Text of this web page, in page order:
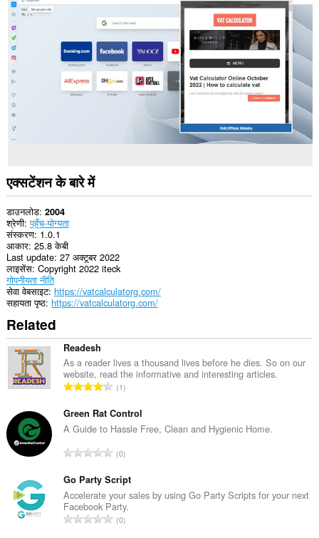
एक्सटेंशन के बारे में
डाउनलोड 2004
श्रेणी पहुँच-योग्यता
संस्करण 1.0.1
आकार 25.8 केबी
Last update 27 अक्टूबर 2022
लाइसेंस Copyright 2022 iteck
गोपनीयता नीति
सेवा वेबसाइट https://vatcalculatorg.com/
सहायता पृष्ठ https://vatcalculatorg.com/
Related
Readesh
As a reader lives a thousand lives before he dies. So on our
website, read the informative and interesting articles.
रे
ग
की
ल
ख्या
:
1
Green Rat Control
A Guide to Hassle Free, Clean and Hygienic Home.
रे
ग
की
कु
ल
0
Go Party Script
Accelerate your sales by using Go Party Scripts for your next
Facebook Party.
रे0